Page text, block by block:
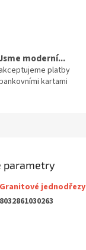
moderní...
akceptujeme platby
kartami
parametry
Granitové jednodřezy
8032861030263